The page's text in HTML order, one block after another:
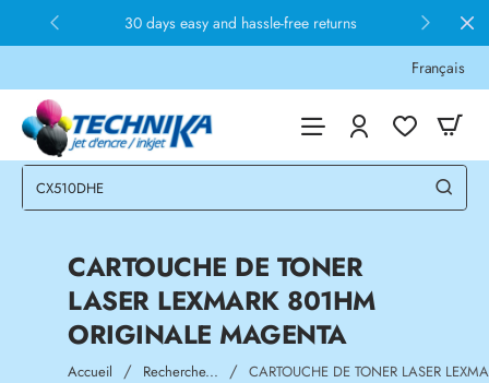
30 days easy and hassle-free returns
Français
CARTOUCHE DE TONER
LASER LEXMARK 801HM
ORIGINALE MAGENTA
Accueil homeRecherche... CARTOUCHE DE TONER LASER